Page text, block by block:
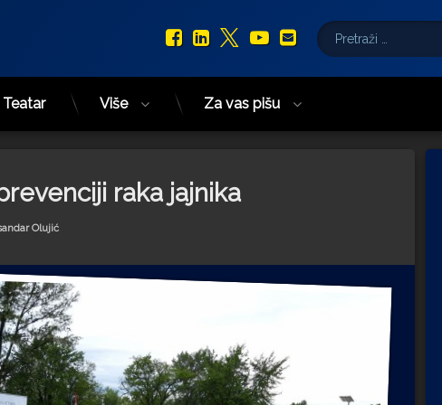
Facebook
LinkedIn
X.com
YouTube
E-mail
Pretraži:
Teatar Više Za vas pišu
raka jajnika
Olujić